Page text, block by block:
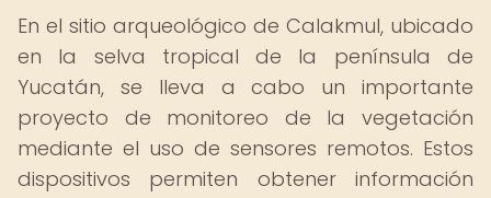
En el sitio arqueológico de Calakmul, ubicado
en la selva tropical de la península de
Yucatán, se lleva a cabo un importante
proyecto de monitoreo de la vegetación
mediante el uso de sensores remotos. Estos
dispositivos permiten obtener información